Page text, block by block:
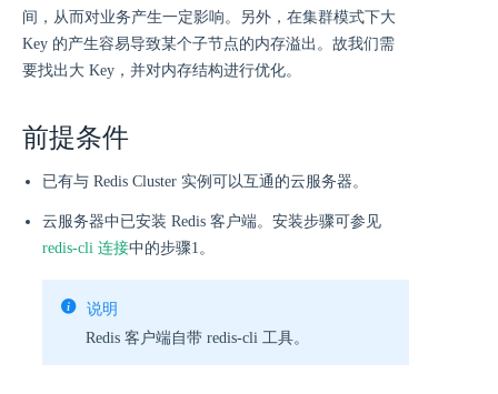
间，从而对业务产生一定影响。另外，在集群模式下大
Key 的产生容易导致某个子节点的内存溢出。故我们需
要找出大 Key，并对内存结构进行优化。
前提条件
已有与 Redis Cluster 实例可以互通的云服务器。
云服务器中已安装 Redis 客户端。安装步骤可参见
redis-cli 连接中的步骤1。
说明
Redis 客户端自带 redis-cli 工具。